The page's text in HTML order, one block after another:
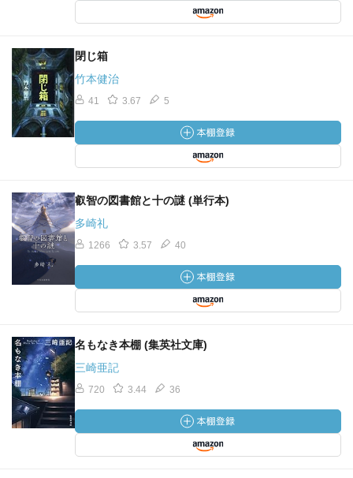
閉じ箱
竹本健治
41 3.67 5
叡智の図書館と十の謎 (単行本)
多崎礼
1266 3.57 40
名もなき本棚 (集英社文庫)
三崎亜記
720 3.44 36